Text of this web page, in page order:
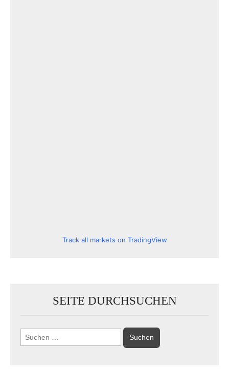
Track all markets on TradingView
SEITE DURCHSUCHEN
Suchen
nach: